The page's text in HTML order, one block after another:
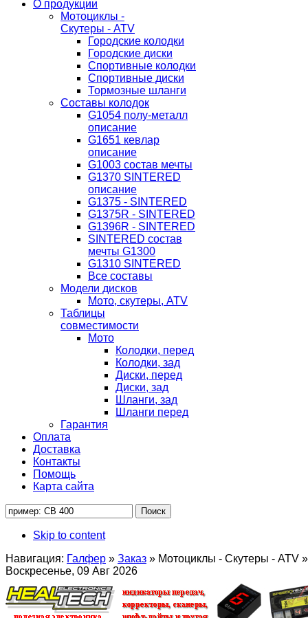
О продукции
Мотоциклы -
Скутеры - ATV
Городские колодки
Городские диски
Спортивные колодки
Спортивные диски
Тормозные шланги
Составы колодок
G1054 полу-металл
описание
G1651 кевлар
описание
G1003 состав мечты
G1370 SINTERED
описание
G1375 - SINTERED
G1375R - SINTERED
G1396R - SINTERED
SINTERED состав
мечты G1300
G1310 SINTERED
Все составы
Модели дисков
Мото, скутеры, ATV
Таблицы
совместимости
Мото
Колодки, перед
Колодки, зад
Диски, перед
Диски, зад
Шланги, зад
Шланги перед
Гарантия
Оплата
Доставка
Контакты
Помощь
Карта сайта
Skip to content
Навигация: Галфер » Заказ » Мотоциклы - Скутеры - ATV »
Воскресенье, 09 Авг 2026